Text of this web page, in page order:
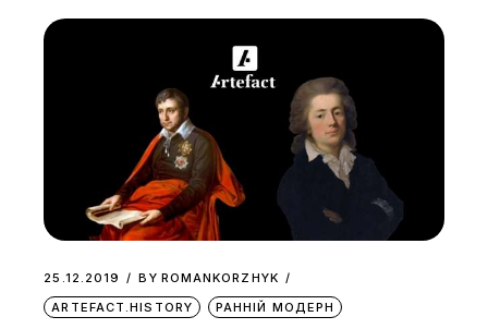
25.12.2019 BY ROMANKORZHYK
ARTEFACT.HISTORY
РАННІЙ МОДЕРН